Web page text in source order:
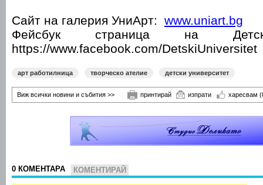
Сайт на галерия УниАрт: www.uniart.bg
Фейсбук страница на
https://www.facebook.com/DetskiUniversitet
арт работилница творческо ателие детски университет
Виж всички новини и събития >> принтирай изпрати харесвам
0 КОМЕНТАРА КОМЕНТИРАЙ